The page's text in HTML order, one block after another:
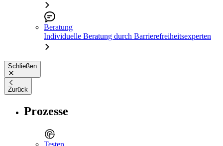
Beratung
Individuelle Beratung durch Barrierefreiheitsexperten
Schließen
Zurück
Prozesse